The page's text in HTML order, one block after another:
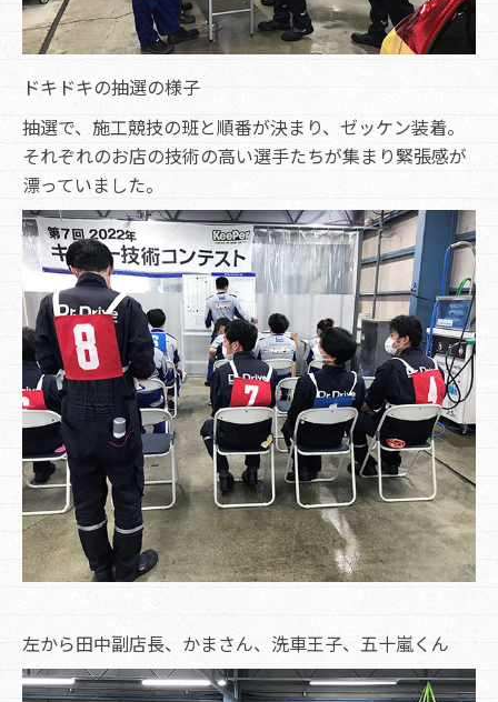
ドキドキの抽選の様子
抽選で、施工競技の班と順番が決まり、ゼッケン装着。
それぞれのお店の技術の高い選手たちが集まり緊張感が
漂っていました。
左から田中副店長、かまさん、洗車王子、五十嵐くん